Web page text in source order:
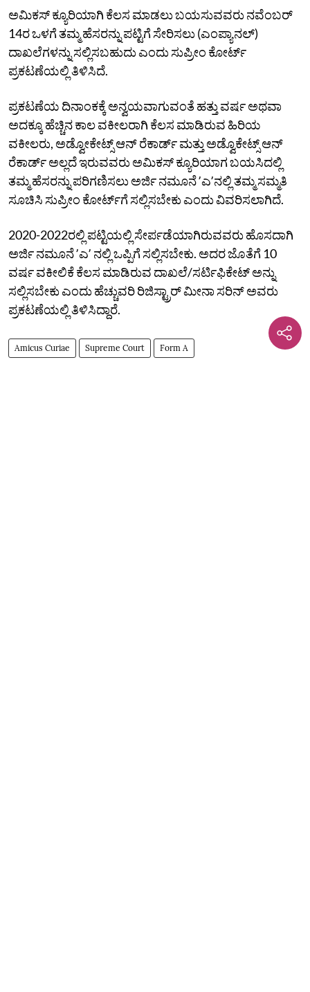
ಅಮಿಕಸ್‌ ಕ್ಯೂರಿಯಾಗಿ ಕೆಲಸ ಮಾಡಲು ಬಯಸುವವರು ನವೆಂಬರ್‌
14ರ ಒಳಗೆ ತಮ್ಮ ಹೆಸರನ್ನು ಪಟ್ಟಿಗೆ ಸೇರಿಸಲು (ಎಂಪ್ಯಾನಲ್‌)
ದಾಖಲೆಗಳನ್ನು ಸಲ್ಲಿಸಬಹುದು ಎಂದು ಸುಪ್ರೀಂ ಕೋರ್ಟ್‌
ಪ್ರಕಟಣೆಯಲ್ಲಿ ತಿಳಿಸಿದೆ.
ಪ್ರಕಟಣೆಯ ದಿನಾಂಕಕ್ಕೆ ಅನ್ವಯವಾಗುವಂತೆ ಹತ್ತು ವರ್ಷ ಅಥವಾ
ಅದಕ್ಕೂ ಹೆಚ್ಚಿನ ಕಾಲ ವಕೀಲರಾಗಿ ಕೆಲಸ ಮಾಡಿರುವ ಹಿರಿಯ
ವಕೀಲರು, ಅಡ್ವೋಕೇಟ್ಸ್‌ ಆನ್‌ ರೆಕಾರ್ಡ್‌ ಮತ್ತು ಅಡ್ವೊಕೇಟ್ಸ್‌ ಆನ್‌
ರೆಕಾರ್ಡ್‌ ಅಲ್ಲದೆ ಇರುವವರು ಅಮಿಕಸ್‌ ಕ್ಯೂರಿಯಾಗ ಬಯಸಿದಲ್ಲಿ
ತಮ್ಮ ಹೆಸರನ್ನು ಪರಿಗಣಿಸಲು ಅರ್ಜಿ ನಮೂನೆ ʼಎʼನಲ್ಲಿ ತಮ್ಮ ಸಮ್ಮತಿ
ಸೂಚಿಸಿ ಸುಪ್ರೀಂ ಕೋರ್ಟ್‌ಗೆ ಸಲ್ಲಿಸಬೇಕು ಎಂದು ವಿವರಿಸಲಾಗಿದೆ.
2020-2022ರಲ್ಲಿ ಪಟ್ಟಿಯಲ್ಲಿ ಸೇರ್ಪಡೆಯಾಗಿರುವವರು ಹೊಸದಾಗಿ
ಅರ್ಜಿ ನಮೂನೆ ʼಎʼ ನಲ್ಲಿ ಒಪ್ಪಿಗೆ ಸಲ್ಲಿಸಬೇಕು. ಅದರ ಜೊತೆಗೆ 10
ವರ್ಷ ವಕೀಲಿಕೆ ಕೆಲಸ ಮಾಡಿರುವ ದಾಖಲೆ/ಸರ್ಟಿಫಿಕೇಟ್‌ ಅನ್ನು
ಸಲ್ಲಿಸಬೇಕು ಎಂದು ಹೆಚ್ಚುವರಿ ರಿಜಿಸ್ಟ್ರಾರ್‌ ಮೀನಾ ಸರಿನ್‌ ಅವರು
ಪ್ರಕಟಣೆಯಲ್ಲಿ ತಿಳಿಸಿದ್ದಾರೆ.
Amicus Curiae Supreme Court Form A